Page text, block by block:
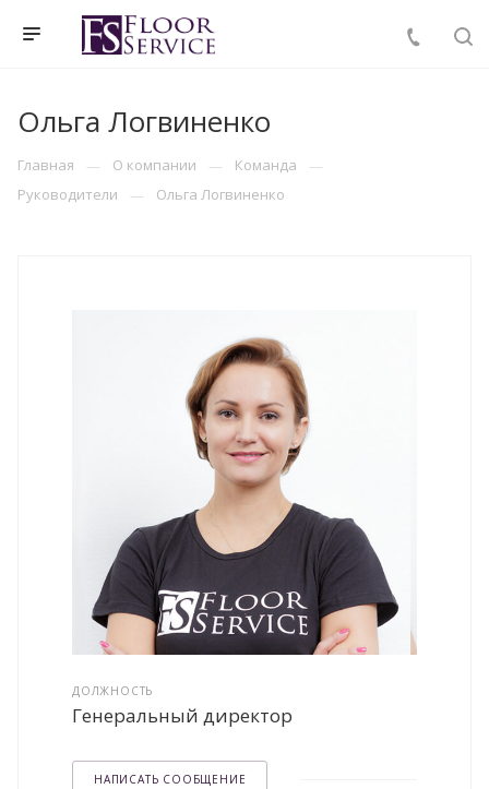
Ольга Логвиненко
Главная О компании
Команда
Руководители
Ольга Логвиненко
ДОЛЖНОСТЬ
Генеральный директор
НАПИСАТЬ СООБЩЕНИЕ